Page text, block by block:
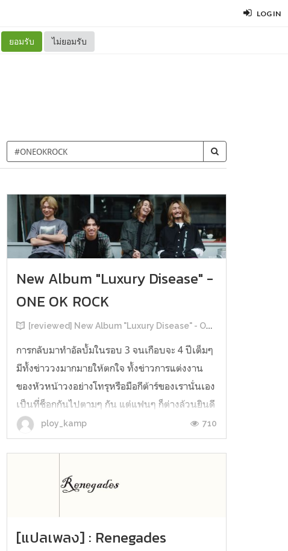
LOG IN
ยอมรับ ไม่ยอมรับ
New Album "Luxury Disease" -
ONE OK ROCK
[reviewed] New Album "Luxury Disease" - ONE OK ROCK
การกลับมาทำอัลบั้มในรอบ 3 จนเกือบจะ 4 ปีเต็มๆ
มีทั้งข่าววงมากมายให้ตกใจ ทั้งข่าวการแต่งงาน
ของหัวหน้าวงอย่างโทรุหรือมือกีต้าร์ของเรานั่นเอง
เป็นที่ช็อกกันไปตามๆ กัน แต่แฟนๆ ก็ต่างล้วนยินดี
ให้กับการแต่งงานในครั้งนี้ ทั้งวงก็เหลือแค่นักร้อง
นำของเราคนเดียวแล้วแหละค่ะ ว่าจะได้ฤกษ์แต่ง
ploy_kamp 710
[แปลเพลง] : Renegades